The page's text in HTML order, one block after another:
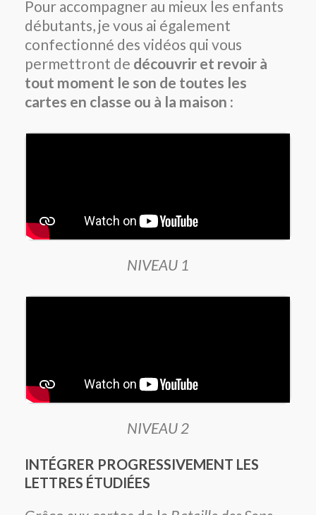
Pour accompagner au mieux les enfants
débutants, je vous ai également
confectionné des vidéos qui vous
permettront de découvrir et revoir à
tout moment le son de toutes les
cartes en classe ou à la maison :
NIVEAU 1
NIVEAU 2
INTÉGRER PROGRESSIVEMENT LES
LETTRES ÉTUDIÉES